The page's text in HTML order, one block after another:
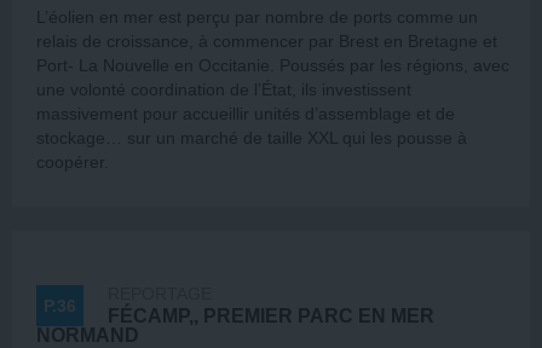
L’éolien en mer est perçu par nombre de ports comme un
relais de croissance, à commencer par Brest en Bretagne et
Port- La Nouvelle en Occitanie. Poussés par les régions, avec
une volonté coordination de l’État, ils investissent
massivement pour accueillir unités d’assemblage et de
stockage… sur un marché de taille XXL qui les pousse à
coopérer.
P.36
FÉCAMP,, PREMIER PARC EN MER
NORMAND